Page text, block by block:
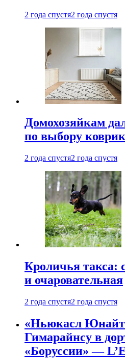
2 года спустя2 года спустя
Домохозяйкам
по выбору
2 года спустя2 года спустя
Кроличья такса:
и очаровательная
2 года спустя2 года спустя
«Ньюкасл
Гимарайнсу в
«Боруссии» —